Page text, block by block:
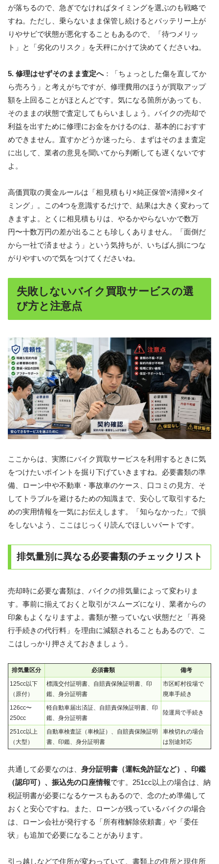
が落ちるので、急ぎでなければタイミングを選ぶのも戦略で
すね。ただし、乗らないまま保管し続けるとバッテリー上が
りやサビで状態が悪化することもあるので、「待つメリッ
ト」と「劣化のリスク」を天秤にかけて決めてくださいね。
5. 修理はせずそのまま査定へ：「ちょっとした傷を直してか
ら売ろう」と考えがちですが、修理費用のほうが買取アップ
額を上回ることがほとんどです。気になる箇所があっても、
そのままの状態で査定してもらいましょう。バイクの売却で
利益を出すために修理にお金をかけるのは、基本的におすす
めできません。直すかどうか迷ったら、まずはそのまま査定
に出して、業者の意見を聞いてから判断しても遅くないです
よ。
高価買取の黄金ルールは「相見積もり×純正保管×清掃×タイ
ミング」
。この4つを意識するだけで、結果は大きく変わって
きますよ。とくに相見積もりは、やるかやらないかで数万
円〜十数万円の差が出ることも珍しくありません。「面倒だ
から一社で済ませよう」という気持ちが、いちばん損につな
がりやすいので気をつけてくださいね。
失敗しないバイク買取サービスの選
び方と注意点
ここからは、実際にバイク買取サービスを利用するときに気
をつけたいポイントを掘り下げていきますね。必要書類の準
備、ローン中や不動車・事故車のケース、口コミの見方、そ
してトラブルを避けるための知識まで、安心して取引するた
めの実用情報を一気にお伝えします。「知らなかった」で損
をしないよう、ここはじっくり読んでほしいパートです。
排気量別に異なる必要書類のチェックリスト
売却時に必要な書類は、バイクの排気量によって変わりま
す。事前に揃えておくと取引がスムーズになり、業者からの
印象もよくなりますよ。書類が整っていない状態だと「再発
行手続きの代行料」を理由に減額されることもあるので、こ
こはしっかり押さえておきましょう。
排気量区分 必須書類
備考
125cc以下
（原付）
標識交付証明書、自賠責保険証明書、印
鑑、身分証明書
市区町村役場で
廃車手続き
126cc〜
250cc
軽自動車届出済証、自賠責保険証明書、印
鑑、身分証明書
陸運局で手続き
251cc以上
（大型）
自動車検査証（車検証）、自賠責保険証明
書、印鑑、身分証明書
車検切れの場合
は別途対応
共通して必要なのは、 身分証明書（運転免許証など）、印鑑
（認印可）、振込先の口座情報です。251cc以上の場合は、納
税証明書が必要になるケースもあるので、念のため準備して
おくと安心ですね。また、ローンが残っているバイクの場合
は、ローン会社が発行する「所有権解除依頼書」や「委任
状」も追加で必要になることがあります。
引っ越しなどで住所が変わっていて、書類上の住所と現住所